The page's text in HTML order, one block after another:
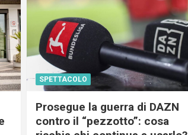
SPETTACOLO
Prosegue la guerra di DAZN
contro il “pezzotto”: cosa